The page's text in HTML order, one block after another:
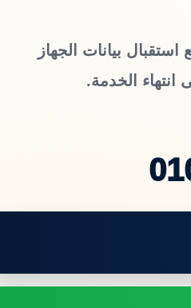
بيانات الجهاز
انتهاء الخدمة.